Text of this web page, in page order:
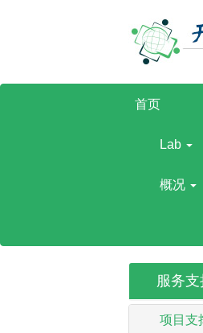
首页
Lab
概况
服务支
项目支